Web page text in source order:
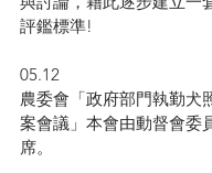
評鑑標準!
05.12
農委會「政府部門執勤犬
案會議」本會由動督會委
席。